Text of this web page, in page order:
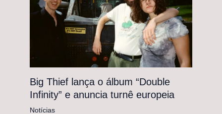
Big Thief lança o álbum “Double
Infinity” e anuncia turnê europeia
Notícias